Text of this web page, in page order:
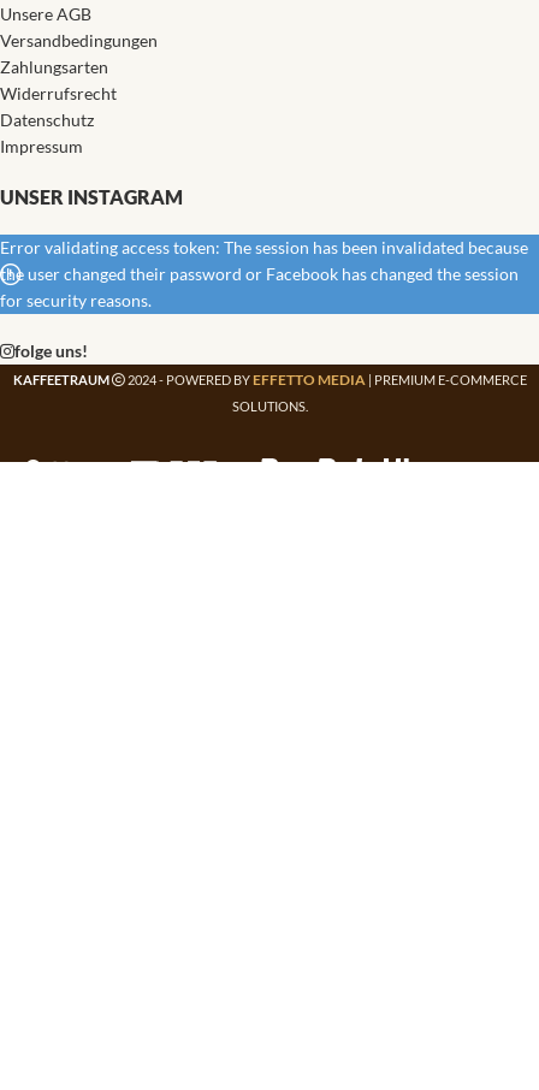
Unsere AGB
Versandbedingungen
Zahlungsarten
Widerrufsrecht
Datenschutz
Impressum
UNSER INSTAGRAM
Error validating access token: The session has been invalidated because
the user changed their password or Facebook has changed the session
for security reasons.
folge uns!
KAFFEETRAUM 2024 - POWERED BY EFFETTO MEDIA | PREMIUM E-COMMERCE
SOLUTIONS.